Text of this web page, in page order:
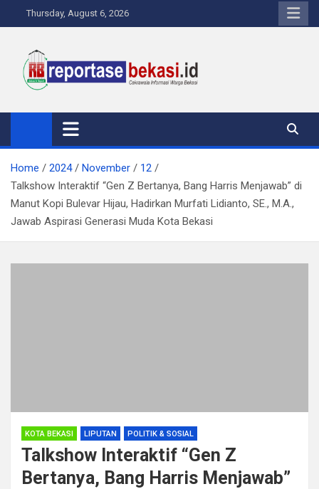
to
Thursday, August 6, 2026
Reportase Bekasi
Cakrawala Informasi Warga Bekasi
Home 2024 November
12
Talkshow Interaktif “Gen Z Bertanya, Bang Harris Menjawab” di
Manut Kopi Bulevar Hijau, Hadirkan Murfati Lidianto, SE., M.A.,
Jawab Aspirasi Generasi Muda Kota Bekasi
KOTA BEKASI LIPUTAN POLITIK & SOSIAL
Talkshow Interaktif “Gen Z
Bertanya, Bang Harris Menjawab”